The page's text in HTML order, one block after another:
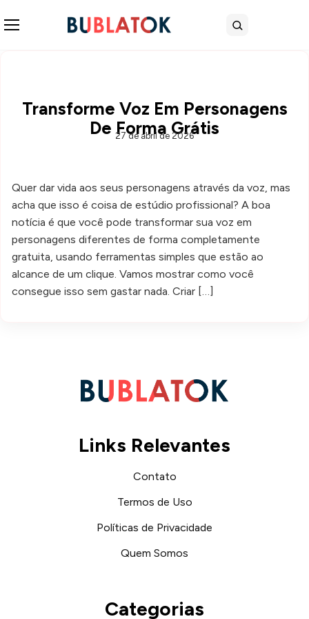
Buscar
Transforme Voz Em Personagens
De Forma Grátis
27 de abril de 2026
Quer dar vida aos seus personagens através da voz, mas
acha que isso é coisa de estúdio profissional? A boa
notícia é que você pode transformar sua voz em
personagens diferentes de forma completamente
gratuita, usando ferramentas simples que estão ao
alcance de um clique. Vamos mostrar como você
consegue isso sem gastar nada. Criar […]
Links Relevantes
Contato
Termos de Uso
Políticas de Privacidade
Quem Somos
Categorias